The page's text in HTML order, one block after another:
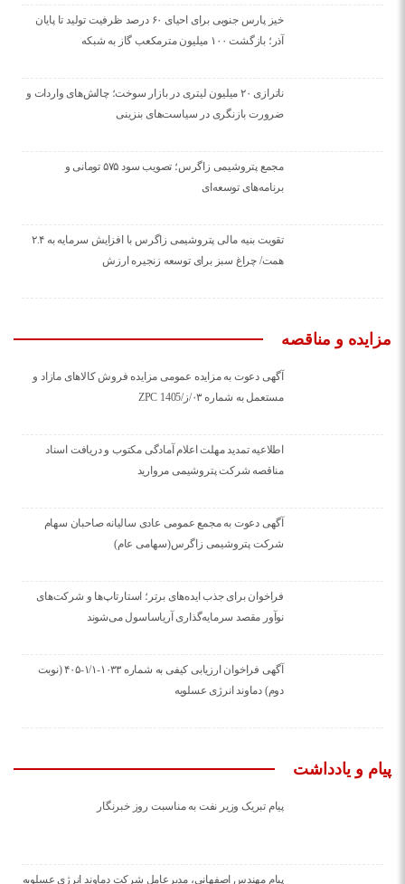
خیز پارس جنوبی برای احیای ۶۰ درصد ظرفیت تولید تا پایان
آذر؛ بازگشت ۱۰۰ میلیون مترمکعب گاز به شبکه
ناترازی ۲۰ میلیون لیتری در بازار سوخت؛ چالش‌های واردات و
ضرورت بازنگری در سیاست‌های بنزینی
مجمع پتروشیمی زاگرس؛ تصویب سود ۵۷۵ تومانی و
برنامه‌های توسعه‌ای
تقویت بنیه مالی پتروشیمی زاگرس با افزایش سرمایه به ۲.۴
همت/ چراغ سبز برای توسعه زنجیره ارزش
مزایده و مناقصه
آگهی دعوت به مزایده عمومی مزایده فروش کالاهای مازاد و
مستعمل به شماره ۰۳/ز/ZPC 1405
اطلاعیه تمدید مهلت اعلام آمادگی مکتوب و دریافت اسناد
مناقصه شرکت پتروشیمی مروارید
آگهی دعوت به مجمع عمومی عادی سالیانه صاحبان سهام
شرکت پتروشیمی زاگرس(سهامی عام)
فراخوان برای جذب ایده‌های برتر؛ استارتاپ‌ها و شرکت‌های
نوآور مقصد سرما‌یه‌گذاری آریاساسول می‌شوند
آگهی فراخوان ارزیابی کیفی به شماره ۱۰۳۳-۱/۱-۴۰۵ (نوبت
دوم) دماوند انرژی عسلویه
پیام و یادداشت
پیام تبریک وزیر نفت به مناسبت روز خبرنگار
پیام مهندس اصفهانی، مدیرعامل شرکت دماوند انرژی عسلویه